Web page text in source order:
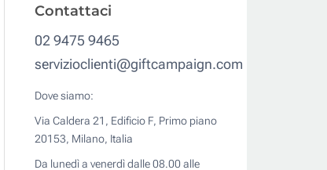
Contattaci
02 9475 9465
servizioclienti@giftcampaign.com
Dove siamo:
Via Caldera 21, Edificio F, Primo piano
20153, Milano, Italia
Da lunedì a venerdì dalle 08.00 alle